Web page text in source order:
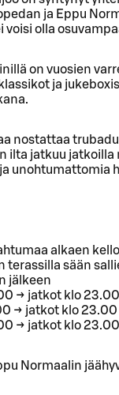
ja Eppu
voisi olla
on vuosien
ja
nostattaa
ilta jatkuu
unohtumattomia
alkaen
terassilla sään
jälkeen
→ jatkot klo
→ jatkot klo
→ jatkot klo
Normaalin